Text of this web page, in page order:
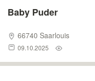
Baby Puder
66740 Saarlouis
09.10.2025